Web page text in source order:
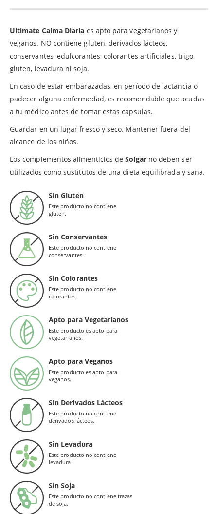
Ultimate Calma Diaria es apto para vegetarianos y
veganos. NO contiene gluten, derivados lácteos,
conservantes, edulcorantes, colorantes artificiales, trigo,
gluten, levadura ni soja.
En caso de estar embarazadas, en período de lactancia o
padecer alguna enfermedad, es recomendable que acudas
a tu médico antes de tomar estas cápsulas.
Guardar en un lugar fresco y seco. Mantener fuera del
alcance de los niños.
Los complementos alimenticios deSolgarno deben ser
utilizados como sustitutos de una dieta equilibrada y sana.
Sin Gluten
Este producto no contiene
gluten.
Sin Conservantes
Este producto no contiene
conservantes.
Sin Colorantes
Este producto no contiene
colorantes.
Apto para Vegetarianos
Este producto es apto para
vegetarianos.
Apto para Veganos
Este producto es apto para
veganos.
Sin Derivados Lácteos
Este producto no contiene
derivados lácteos.
Sin Levadura
Este producto no contiene
levadura.
Sin Soja
Este producto no contiene trazas
de soja.